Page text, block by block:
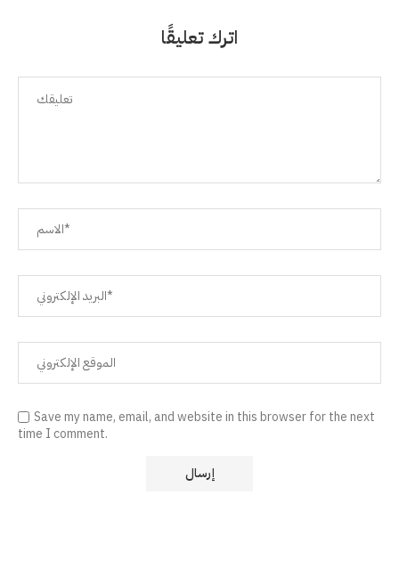
اترك تعليقًا
Save my name, email, and website in this browser for the next
time I comment.